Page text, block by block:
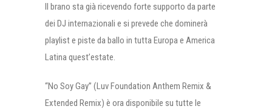
Il brano sta già ricevendo forte supporto da parte
dei DJ internazionali e si prevede che dominerà
playlist e piste da ballo in tutta Europa e America
Latina quest’estate.
“No Soy Gay” (Luv Foundation Anthem Remix &
Extended Remix) è ora disponibile su tutte le